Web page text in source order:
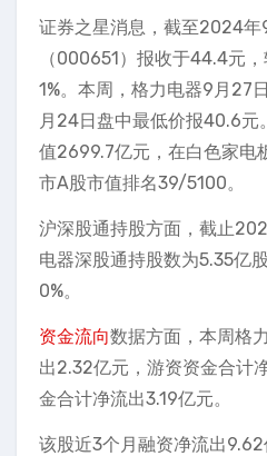
证券之星消息，截至2024
（000651）报收于44.4元
1%。本周，格力电器9月27
月24日盘中最低价报40.6元
值2699.7亿元，在白色家电
市A股市值排名39/5100。
沪深股通持股方面，截止
电器深股通持股数为5.35亿
0%。
资金流向数据方面，本周格
出2.32亿元，游资资金合计
金合计净流出3.19亿元。
该股近3个月融资净流出